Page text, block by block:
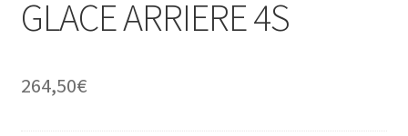
GLACE ARRIERE 4S
264,50€